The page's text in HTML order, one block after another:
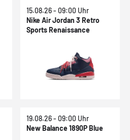
15.08.26 - 09:00 Uhr
Nike Air Jordan 3 Retro
Sports Renaissance
19.08.26 - 09:00 Uhr
New Balance 1890P Blue